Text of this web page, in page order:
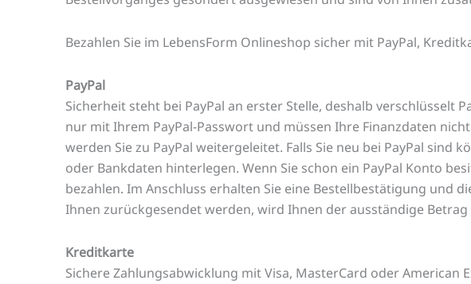
Bezahlen Sie im LebensForm Onlineshop sicher mit PayPal,
PayPal
Sicherheit steht bei PayPal an erster Stelle, deshalb
nur mit Ihrem PayPal-Passwort und müssen Ihre Finanzdaten
werden Sie zu PayPal weitergeleitet. Falls Sie neu bei PayPal sind
oder Bankdaten hinterlegen. Wenn Sie schon ein PayPal Konto
bezahlen. Im Anschluss erhalten Sie eine Bestellbestätigung und
Ihnen zurückgesendet werden, wird Ihnen der ausständige
Kreditkarte
Sichere Zahlungsabwicklung mit Visa, MasterCard oder